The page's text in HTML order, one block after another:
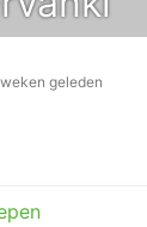
geleden